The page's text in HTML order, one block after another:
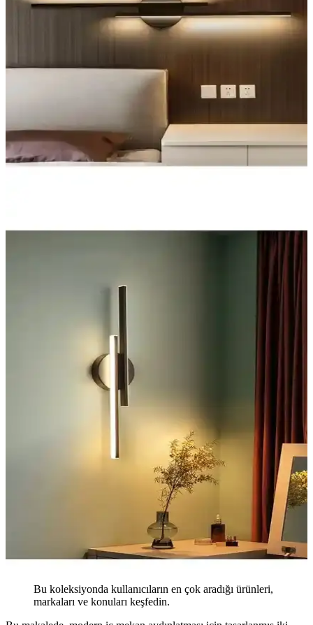
Bu koleksiyonda kullanıcıların en çok aradığı ürünleri,
markaları ve konuları keşfedin.